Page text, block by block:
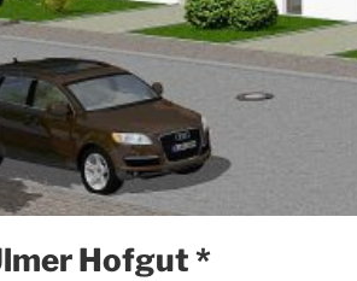
Hofgut *